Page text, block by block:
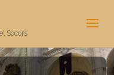
Socors